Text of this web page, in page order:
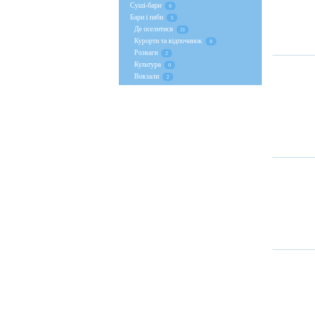
Суші-бари 0
Бари і паби 5
Де оселитися 21
Курорти та відпочинок 0
Розваги 2
Культура 0
Вокзали 2